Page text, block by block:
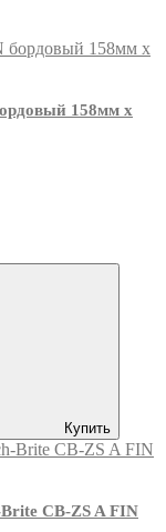
158мм х
Купить
CB-ZS A FIN